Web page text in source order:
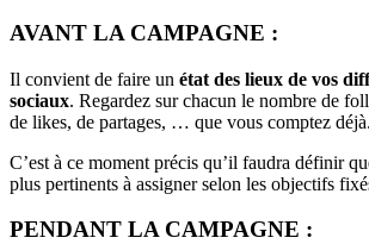
AVANT LA CAMPAGNE :
Il convient de faire un état des lieux de vos
sociaux. Regardez sur chacun le nombre de
de likes, de partages, … que vous comptez déjà.
C’est à ce moment précis qu’il faudra définir
plus pertinents à assigner selon les objectifs
PENDANT LA CAMPAGNE :